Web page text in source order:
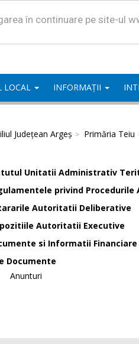
în continuare pe site-ul
LOCAL INFORMAȚII
Județean Argeș Primăria Teiu
Unitatii Administrativ
privind
Autoritatii Deliberative
Autoritatii Executive
si Informatii Financiare
Documente
Anunturi